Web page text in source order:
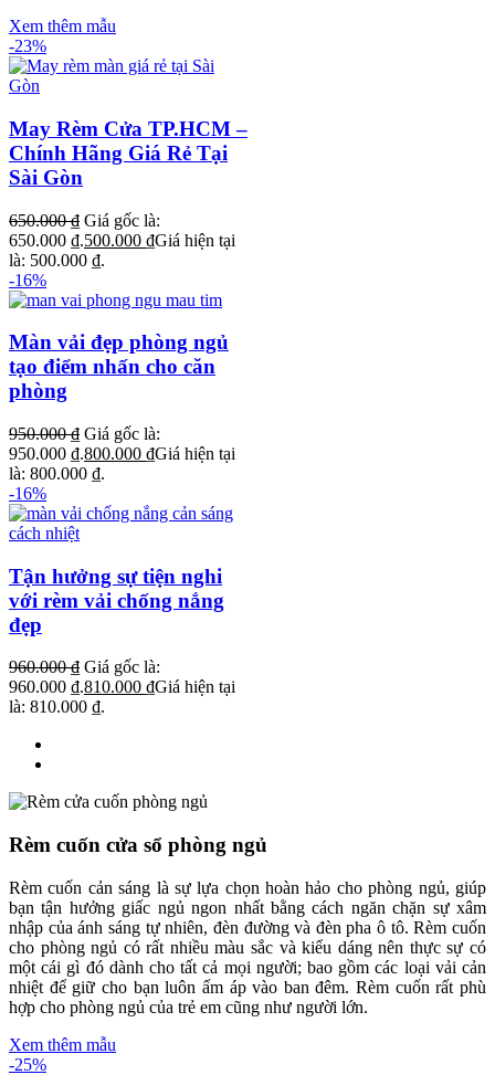
Xem thêm mẫu
-23%
May Rèm Cửa TP.HCM –
Chính Hãng Giá Rẻ Tại
Sài Gòn
650.000₫ Giá gốc là:
650.000 ₫.500.000 ₫Giá hiện tại
là: 500.000 ₫.
-16%
Màn vải đẹp phòng ngủ
tạo điểm nhấn cho căn
phòng
950.000₫ Giá gốc là:
950.000 ₫.800.000 ₫Giá hiện tại
là: 800.000 ₫.
-16%
Tận hưởng sự tiện nghi
với rèm vải chống nắng
đẹp
960.000₫ Giá gốc là:
960.000 ₫.810.000 ₫Giá hiện tại
là: 810.000 ₫.
Rèm cuốn cửa sổ phòng ngủ
Rèm cuốn cản sáng là sự lựa chọn hoàn hảo cho phòng ngủ, giúp
bạn tận hưởng giấc ngủ ngon nhất bằng cách ngăn chặn sự xâm
nhập của ánh sáng tự nhiên, đèn đường và đèn pha ô tô. Rèm cuốn
cho phòng ngủ có rất nhiều màu sắc và kiểu dáng nên thực sự có
một cái gì đó dành cho tất cả mọi người; bao gồm các loại vải cản
nhiệt để giữ cho bạn luôn ấm áp vào ban đêm. Rèm cuốn rất phù
hợp cho phòng ngủ của trẻ em cũng như người lớn.
Xem thêm mẫu
-25%